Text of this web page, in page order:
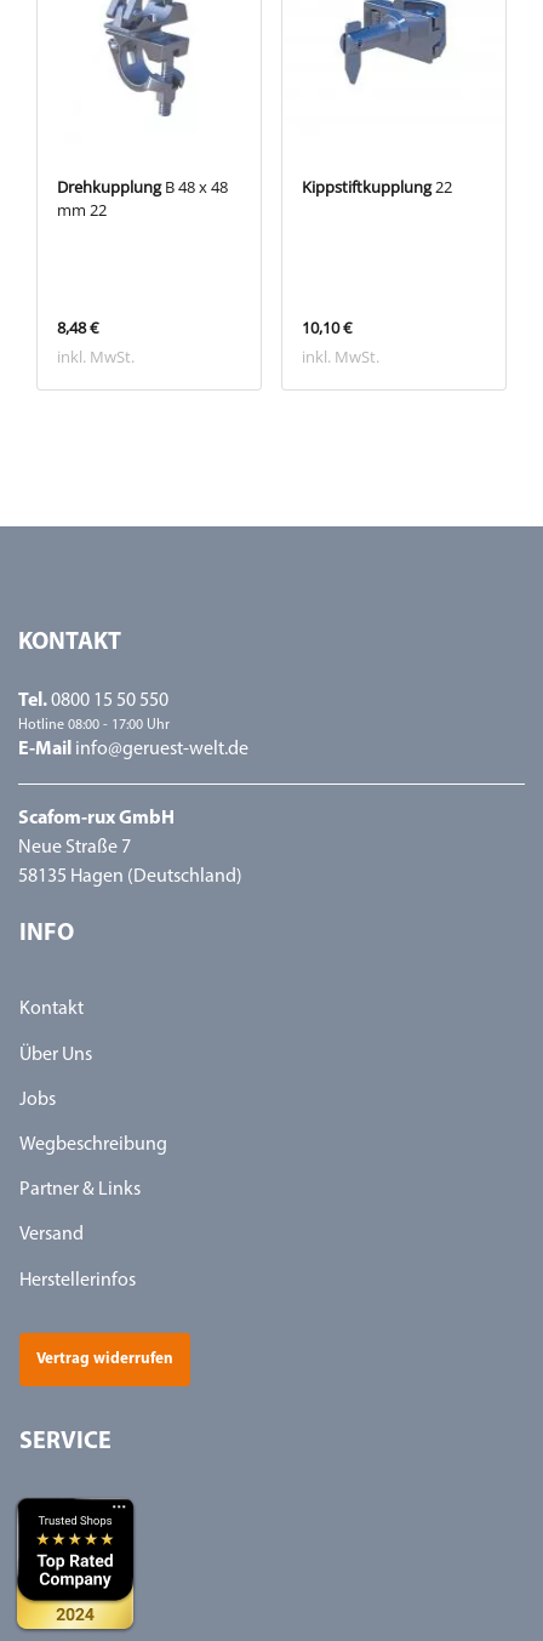
DrehkupplungB 48 x 48
mm 22
8,48 €
inkl. MwSt.
Kippstiftkupplung22
10,10 €
inkl. MwSt.
KONTAKT
Tel.0800 15 50 550
Hotline 08:00 - 17:00 Uhr
E-Mail info@geruest-welt.de
Scafom-rux GmbH
Neue Straße 7
58135 Hagen (Deutschland)
INFO
Kontakt
Über Uns
Jobs
Wegbeschreibung
Partner & Links
Versand
Herstellerinfos
Vertrag widerrufen
SERVICE